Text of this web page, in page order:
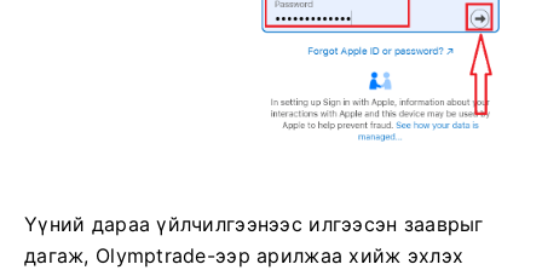
Үүний дараа үйлчилгээнээс илгээсэн зааврыг
дагаж, Olymptrade-ээр арилжаа хийж эхлэх